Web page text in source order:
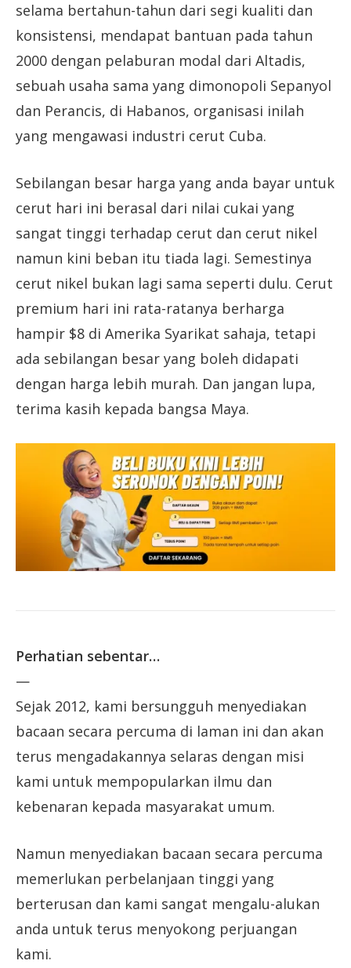
selama bertahun-tahun dari segi kualiti dan
konsistensi, mendapat bantuan pada tahun
2000 dengan pelaburan modal dari Altadis,
sebuah usaha sama yang dimonopoli Sepanyol
dan Perancis, di Habanos, organisasi inilah
yang mengawasi industri cerut Cuba.
Sebilangan besar harga yang anda bayar untuk
cerut hari ini berasal dari nilai cukai yang
sangat tinggi terhadap cerut dan cerut nikel
namun kini beban itu tiada lagi. Semestinya
cerut nikel bukan lagi sama seperti dulu. Cerut
premium hari ini rata-ratanya berharga
hampir $8 di Amerika Syarikat sahaja, tetapi
ada sebilangan besar yang boleh didapati
dengan harga lebih murah. Dan jangan lupa,
terima kasih kepada bangsa Maya.
Perhatian sebentar…
—
Sejak 2012, kami bersungguh menyediakan
bacaan secara percuma di laman ini dan akan
terus mengadakannya selaras dengan misi
kami untuk mempopularkan ilmu dan
kebenaran kepada masyarakat umum.
Namun menyediakan bacaan secara percuma
memerlukan perbelanjaan tinggi yang
berterusan dan kami sangat mengalu-alukan
anda untuk terus menyokong perjuangan
kami.